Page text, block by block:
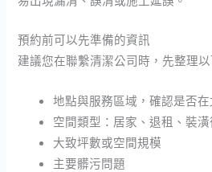
預約前可以先準備的資訊
建議您在聯繫清潔公司時，先整理以
地點與服務區域，確認是否
空間類型：居家、退租、裝
大致坪數或空間規模
主要髒污問題